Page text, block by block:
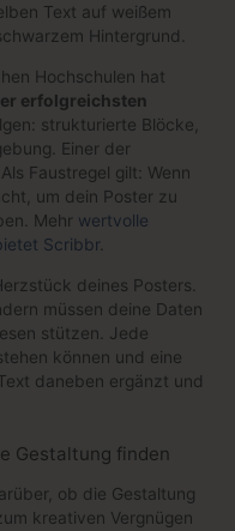
Text auf weißem
Hintergrund.
Hochschulen hat
erfolgreichsten
strukturierte Blöcke,
Einer der
Faustregel gilt: Wenn
um dein Poster zu
Mehr wertvolle
Scribbr
deines Posters.
müssen deine Daten
stützen. Jede
können und eine
daneben ergänzt und
Gestaltung finden
ob die Gestaltung
kreativen Vergnügen